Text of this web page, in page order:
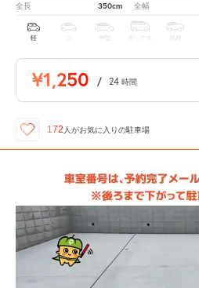
全長 350cm 全幅
軽 中型 ボックス SUV
¥1,250 / 24 時間
172 人がお気に入りの駐車場